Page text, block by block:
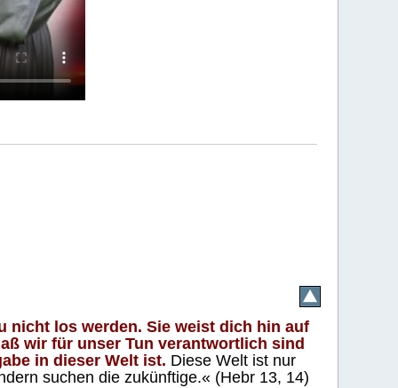
nicht los werden. Sie weist dich hin auf
wir für unser Tun verantwortlich sind
in dieser Welt ist. Diese Welt ist nur
suchen die zukünftige.« (Hebr 13, 14)